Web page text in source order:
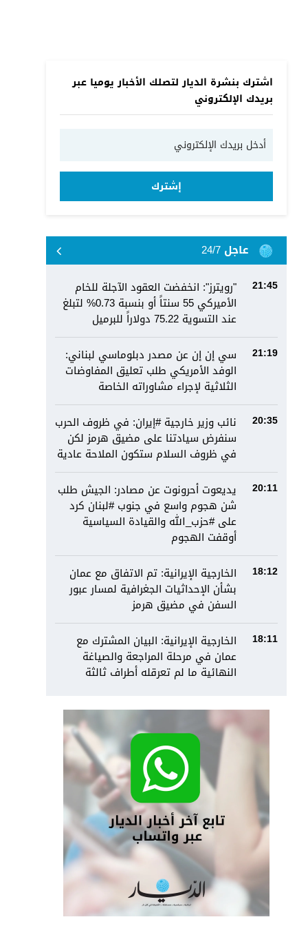
اشترك بنشرة الديار لتصلك الأخبار يوميا عبر
بريدك الإلكتروني
إشترك
عاجل 24/7
21:45
"رويترز": انخفضت العقود الآجلة للخام
الأميركي 55 سنتاً أو بنسبة 0.73% لتبلغ
عند التسوية 75.22 دولاراً للبرميل
21:19
سي إن إن عن مصدر دبلوماسي لبناني:
الوفد الأمريكي طلب تعليق المفاوضات
الثلاثية لإجراء مشاوراته الخاصة
20:35
نائب وزير خارجية #إيران: في ظروف الحرب
سنفرض سيادتنا على مضيق هرمز لكن
في ظروف السلام ستكون الملاحة عادية
20:11
يديعوت أحرونوت عن مصادر: الجيش طلب
شن هجوم واسع في جنوب #لبنان كرد
على #حزب_الله والقيادة السياسية
أوقفت الهجوم
18:12
الخارجية الإيرانية: تم الاتفاق مع عمان
بشأن الإحداثيات الجغرافية لمسار عبور
السفن في مضيق هرمز
18:11
الخارجية الإيرانية: البيان المشترك مع
عمان في مرحلة المراجعة والصياغة
النهائية ما لم تعرقله أطراف ثالثة